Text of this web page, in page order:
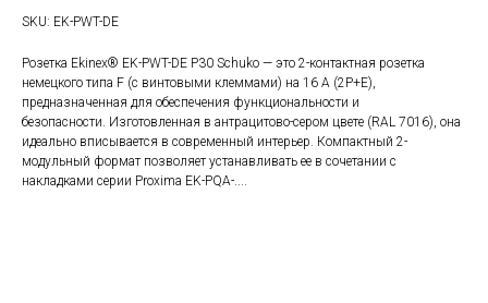
SKU: EK-PWT-DE
Розетка Ekinex® EK-PWT-DE P30 Schuko — это 2-контактная розетка
немецкого типа F (с винтовыми клеммами) на 16 А (2P+E),
предназначенная для обеспечения функциональности и
безопасности. Изготовленная в антрацитово-сером цвете (RAL 7016), она
идеально вписывается в современный интерьер. Компактный 2-
модульный формат позволяет устанавливать ее в сочетании с
накладками серии Proxima EK-PQA-....